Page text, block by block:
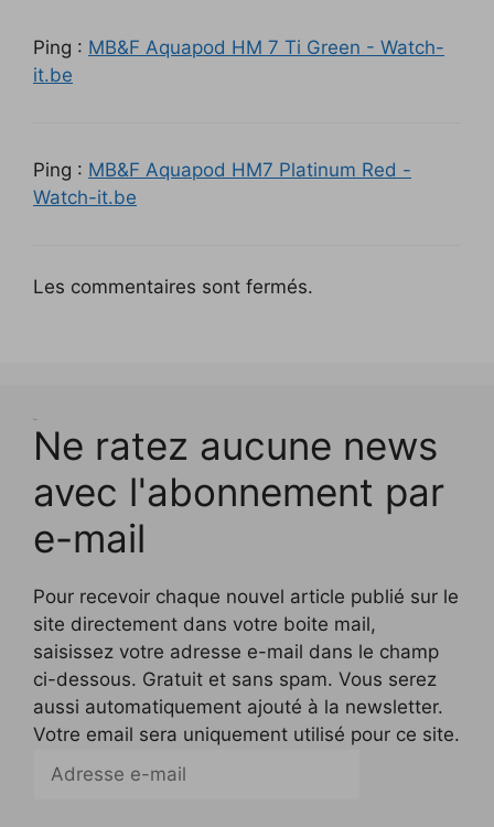
Ping : MB&F Aquapod HM 7 Ti Green - Watch-
it.be
Ping : MB&F Aquapod HM7 Platinum Red -
Watch-it.be
Les commentaires sont fermés.
Ne ratez aucune news
avec l'abonnement par
e-mail
Pour recevoir chaque nouvel article publié sur le
site directement dans votre boite mail,
saisissez votre adresse e-mail dans le champ
ci-dessous. Gratuit et sans spam. Vous serez
aussi automatiquement ajouté à la newsletter.
Votre email sera uniquement utilisé pour ce site.
Adresse